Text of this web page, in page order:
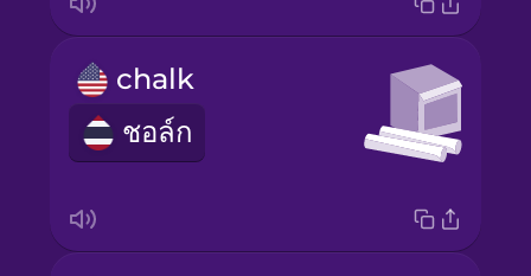
chalk
ชอล์ก